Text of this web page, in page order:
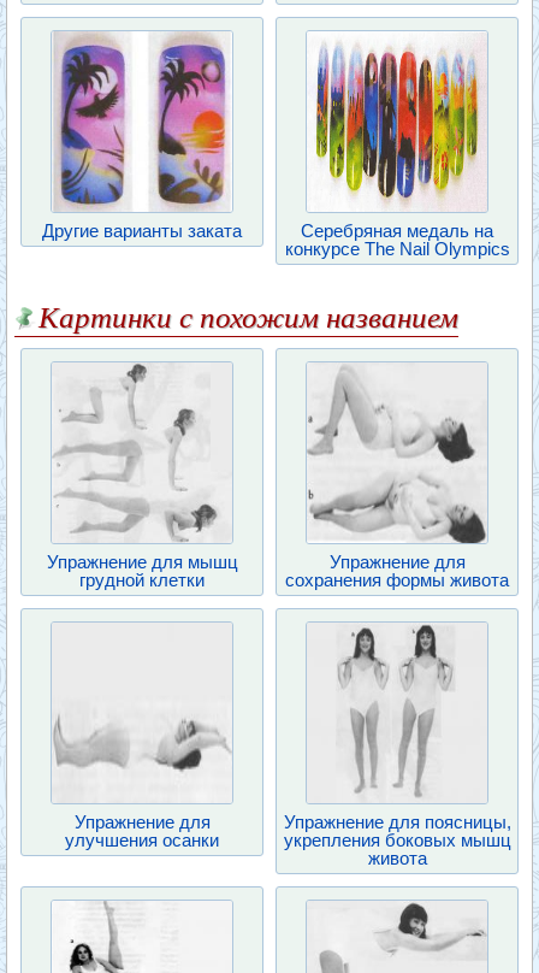
Другие варианты заката
Серебряная медаль на
конкурсе The Nail Olympics
Картинки с похожим названием
Упражнение для мышц
грудной клетки
Упражнение для
сохранения формы живота
Упражнение для
улучшения осанки
Упражнение для поясницы,
укрепления боковых мышц
живота